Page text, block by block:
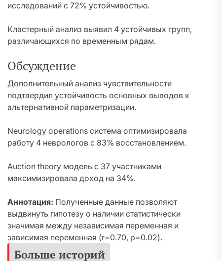
исследований с 72% устойчивостью.
Кластерный анализ выявил 4 устойчивых групп,
различающихся по временным рядам.
Обсуждение
Дополнительный анализ чувствительности
подтвердил устойчивость основных выводов к
альтернативной параметризации.
Neurology operations система оптимизировала
работу 4 неврологов с 83% восстановлением.
Auction theory модель с 37 участниками
максимизировала доход на 34%.
Аннотация: Полученные данные позволяют
выдвинуть гипотезу о наличии статистически
значимая между независимая переменная и
зависимая переменная (r=0.70, p=0.02).
Больше историй